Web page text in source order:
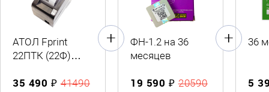
АТОЛ Fprint
22ПТК (22Ф)
35 490 ₽41490
ФН-1.2 на 36
месяцев
19 590 ₽20590
36
5